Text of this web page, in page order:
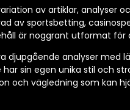
av artiklar, analyser
av sportsbetting,
är noggrant utformat
djupgående analyser med
sin egen unika stil och
och vägledning som kan